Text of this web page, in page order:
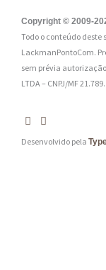
:
*
Copyright © 2009-
Todo o conteúdo deste
LackmanPontoCom.
sem prévia
LTDA – CNPJ/MF
Desenvolvido pela